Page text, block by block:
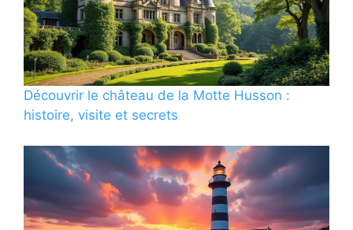
Découvrir le château de la Motte Husson :
histoire, visite et secrets